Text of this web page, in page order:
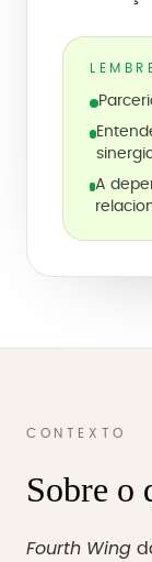
A
CONTEXTO
Sobre o
Fourth Wing